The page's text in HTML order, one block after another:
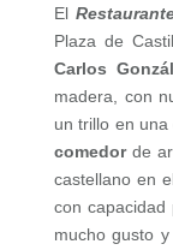
El
Plaza de
Carlos
madera, con
un trillo en
comedor de
castellano en
con capacidad
mucho gusto